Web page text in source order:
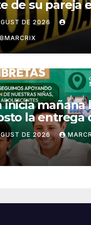
de su pareja
DE 2026
inicia mañana
la entrega
en Cozumel
DE 2026